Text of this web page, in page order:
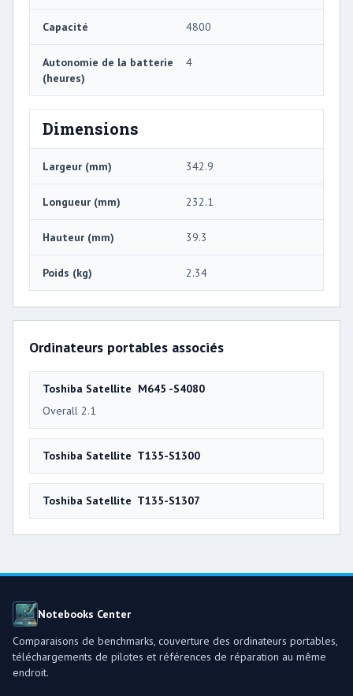
Capacité 4800
Autonomie de la batterie
(heures)
4
Dimensions
Largeur (mm) 342.9
Longueur (mm) 232.1
Hauteur (mm) 39.3
Poids (kg) 2.34
Ordinateurs portables associés
Toshiba Satellite M645 -S4080
Overall 2.1
Toshiba Satellite T135-S1300
Toshiba Satellite T135-S1307
Notebooks Center
Comparaisons de benchmarks, couverture des ordinateurs portables,
téléchargements de pilotes et références de réparation au même
endroit.